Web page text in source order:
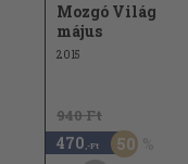
Mozgó Világ
május
2015
940 Ft
470 ,-Ft 50